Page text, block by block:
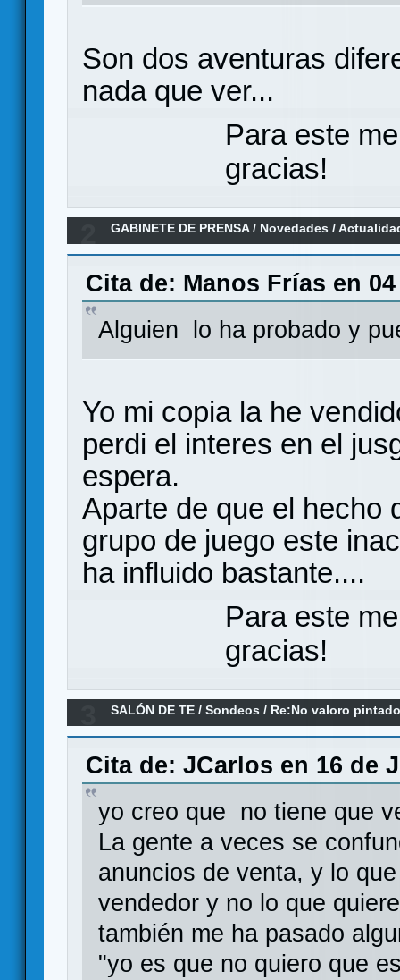
Son dos aventuras
nada que ver...
Para este
gracias!
GABINETE DE PRENSA/ Novedades /
Cita de: Manos Frías en
Alguien lo ha probado y
Yo mi copia la he
perdi el interes en el
espera.
Aparte de que el hecho
grupo de juego este
ha influido bastante....
Para este
gracias!
SALÓN DE TE /Sondeos / Re:No valoro
Cita de: JCarlos en 16 de
yo creo que no tiene que
La gente a veces se
anuncios de venta, y lo
vendedor y no lo que
también me ha pasado
"yo es que no quiero que